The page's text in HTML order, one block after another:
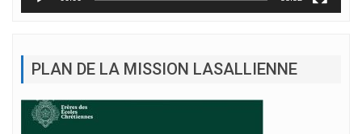
PLAN DE LA MISSION LASALLIENNE